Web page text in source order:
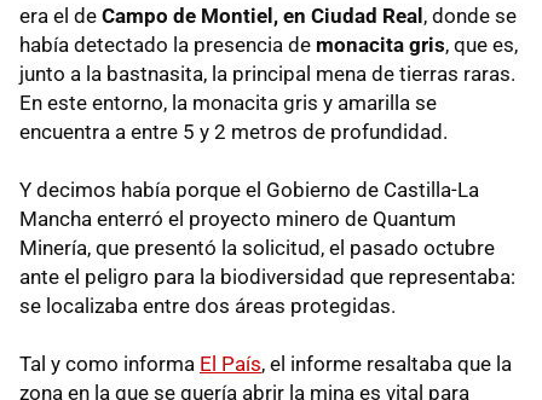
era el de Campo de Montiel, en Ciudad Real, donde se
había detectado la presencia de monacita gris, que es,
junto a la bastnasita, la principal mena de tierras raras.
En este entorno, la monacita gris y amarilla se
encuentra a entre 5 y 2 metros de profundidad.
Y decimos había porque el Gobierno de Castilla-La
Mancha enterró el proyecto minero de Quantum
Minería, que presentó la solicitud, el pasado octubre
ante el peligro para la biodiversidad que representaba:
se localizaba entre dos áreas protegidas.
Tal y como informa El País, el informe resaltaba que la
zona en la que se quería abrir la mina es vital para